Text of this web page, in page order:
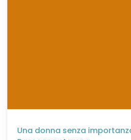
Una donna senza